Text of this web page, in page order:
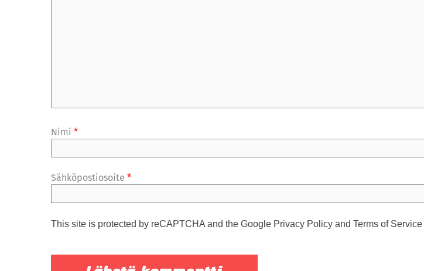
Nimi *
Sähköpostiosoite *
This site is protected by reCAPTCHA and the Google Privacy Policy and Terms of Service